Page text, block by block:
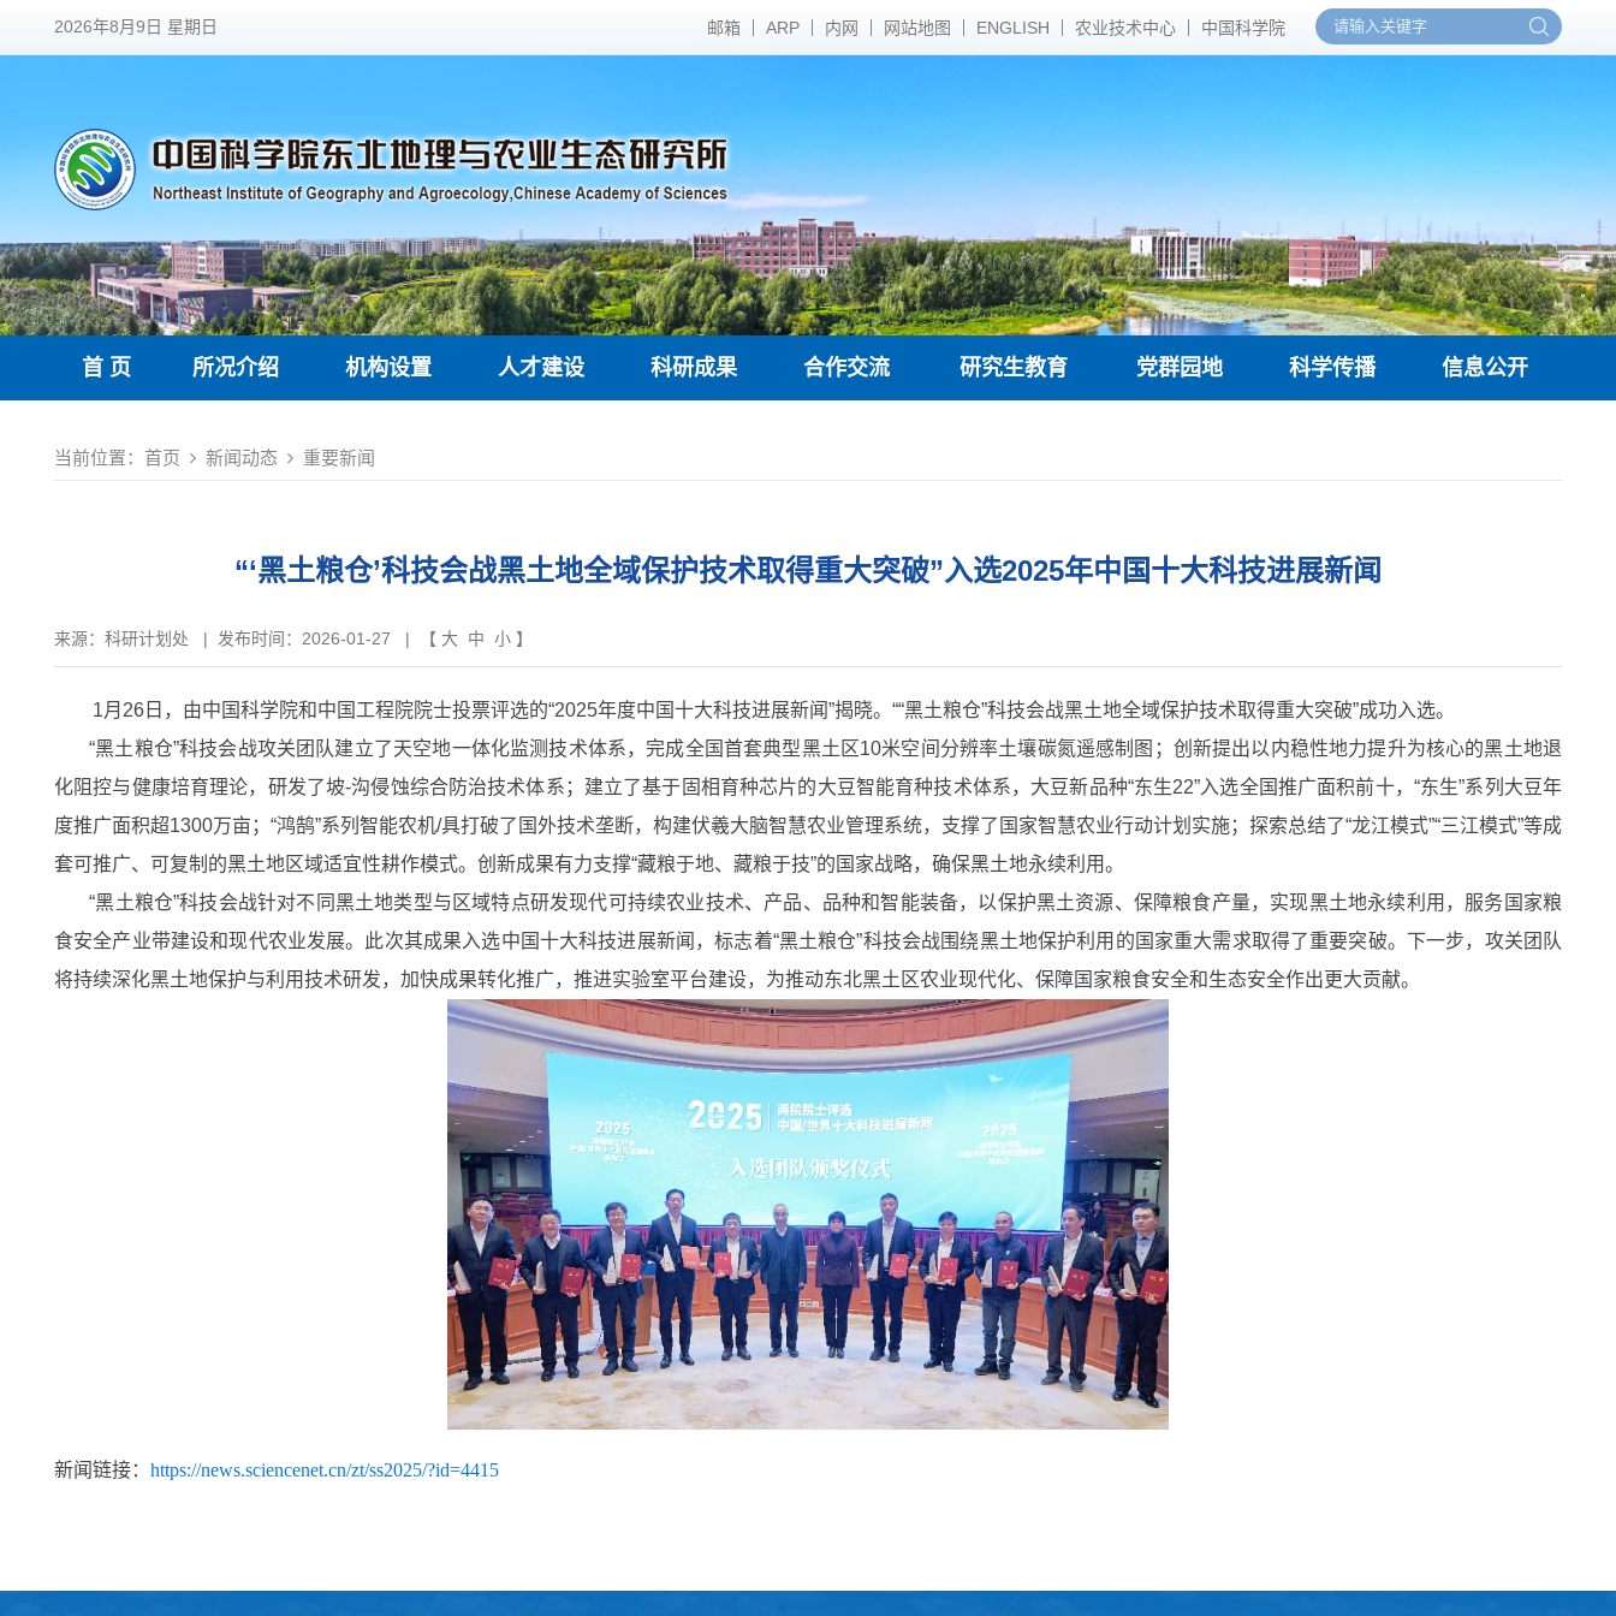
2026年8月9日 星期日 邮箱 ARP 内网 网站地图 ENGLISH 农业技术中心 中国科学院
首 页 所况介绍 机构设置 人才建设 科研成果 合作交流 研究生教育 党群园地 科学传播 信息公开
当前位置： 首页 新闻动态 重要新闻
“‘黑土粮仓’科技会战黑土地全域保护技术取得重大突破”入选2025年中国十大科技进展新闻
来源： 科研计划处 | 发布时间：2026-01-27 | 【 大 中 小 】
1月26日，由中国科学院和中国工程院院士投票评选的“2025年度中国十大科技进展新闻”揭晓。““黑土粮仓”科技会战黑土地全域保护技术取得重大突破”成功入选。
“黑土粮仓”科技会战攻关团队建立了天空地一体化监测技术体系，完成全国首套典型黑土区10米空间分辨率土壤碳氮遥感制图；创新提出以内稳性地力提升为核心的黑土地退
化阻控与健康培育理论，研发了坡-沟侵蚀综合防治技术体系；建立了基于固相育种芯片的大豆智能育种技术体系，大豆新品种“东生22”入选全国推广面积前十，“东生”系列大豆年
度推广面积超1300万亩；“鸿鹄”系列智能农机/具打破了国外技术垄断，构建伏羲大脑智慧农业管理系统，支撑了国家智慧农业行动计划实施；探索总结了“龙江模式”“三江模式”等成
套可推广、可复制的黑土地区域适宜性耕作模式。创新成果有力支撑“藏粮于地、藏粮于技”的国家战略，确保黑土地永续利用。
“黑土粮仓”科技会战针对不同黑土地类型与区域特点研发现代可持续农业技术、产品、品种和智能装备，以保护黑土资源、保障粮食产量，实现黑土地永续利用，服务国家粮
食安全产业带建设和现代农业发展。此次其成果入选中国十大科技进展新闻，标志着“黑土粮仓”科技会战围绕黑土地保护利用的国家重大需求取得了重要突破。下一步，攻关团队
将持续深化黑土地保护与利用技术研发，加快成果转化推广，推进实验室平台建设，为推动东北黑土区农业现代化、保障国家粮食安全和生态安全作出更大贡献。
新闻链接： https://news.sciencenet.cn/zt/ss2025/?id=4415